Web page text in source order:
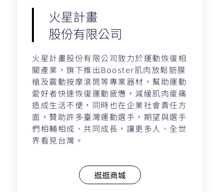
火星計畫
股份有限公司
火星計畫股份有限公司致力於運動恢復相
關產業，旗下推出Booster肌肉放鬆筋膜
槍及震動按摩滾筒等專業器材，幫助運動
愛好者快速恢復運動疲憊，減緩肌肉痠痛
造成生活不便，同時也在企業社會責任方
面，贊助許多臺灣運動選手，期望與選手
們相輔相成、共同成長，讓更多人、全世
界看見台灣。
逛逛商城